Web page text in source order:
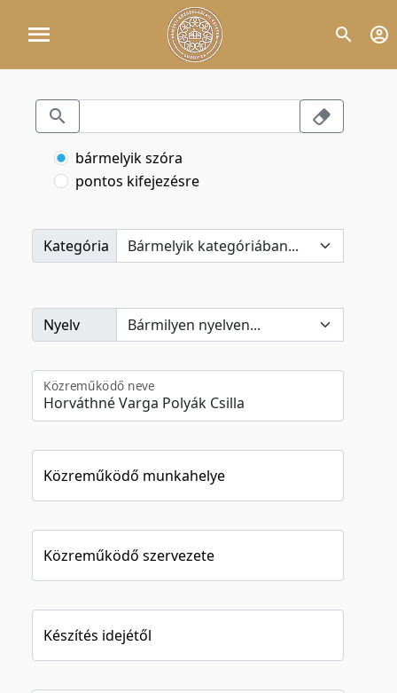
bármelyik szóra
pontos kifejezésre
Kategória
Nyelv
Közreműködő neve
Közreműködő munkahelye
Közreműködő szervezete
Készítés idejétől